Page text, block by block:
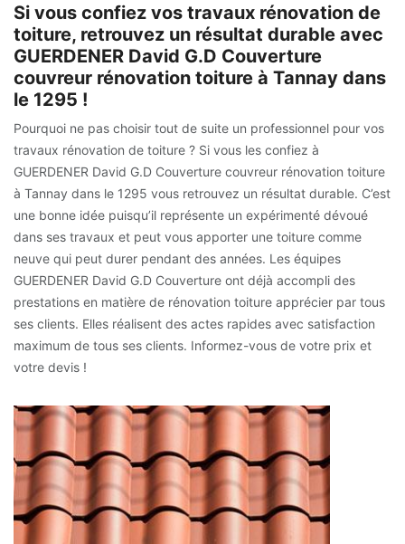
Si vous confiez vos travaux rénovation de
toiture, retrouvez un résultat durable avec
GUERDENER David G.D Couverture
couvreur rénovation toiture à Tannay dans
le 1295 !
Pourquoi ne pas choisir tout de suite un professionnel pour vos
travaux rénovation de toiture ? Si vous les confiez à
GUERDENER David G.D Couverture couvreur rénovation toiture
à Tannay dans le 1295 vous retrouvez un résultat durable. C’est
une bonne idée puisqu’il représente un expérimenté dévoué
dans ses travaux et peut vous apporter une toiture comme
neuve qui peut durer pendant des années. Les équipes
GUERDENER David G.D Couverture ont déjà accompli des
prestations en matière de rénovation toiture apprécier par tous
ses clients. Elles réalisent des actes rapides avec satisfaction
maximum de tous ses clients. Informez-vous de votre prix et
votre devis !